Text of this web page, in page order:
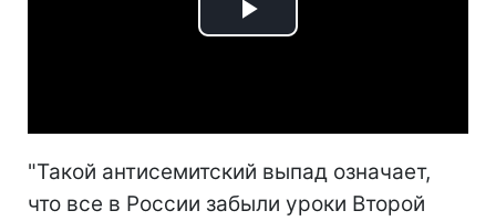
Play
"Такой антисемитский выпад означает,
что все в России забыли уроки Второй